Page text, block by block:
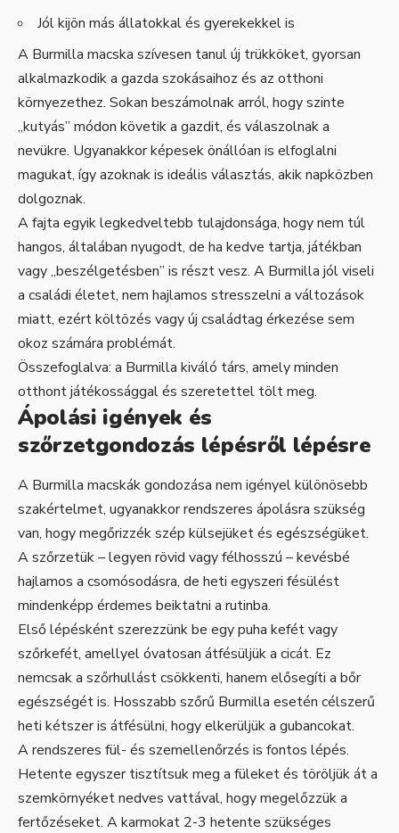
Jól kijön más állatokkal és gyerekekkel is
A Burmilla macska szívesen tanul új trükköket, gyorsan
alkalmazkodik a gazda szokásaihoz és az otthoni
környezethez. Sokan beszámolnak arról, hogy szinte
„kutyás” módon követik a gazdit, és válaszolnak a
nevükre. Ugyanakkor képesek önállóan is elfoglalni
magukat, így azoknak is ideális választás, akik napközben
dolgoznak.
A fajta egyik legkedveltebb tulajdonsága, hogy nem túl
hangos, általában nyugodt, de ha kedve tartja, játékban
vagy „beszélgetésben” is részt vesz. A Burmilla jól viseli
a családi életet, nem hajlamos stresszelni a változások
miatt, ezért költözés vagy új családtag érkezése sem
okoz számára problémát.
Összefoglalva: a Burmilla kiváló társ, amely minden
otthont játékossággal és szeretettel tölt meg.
Ápolási igények és
szőrzetgondozás lépésről lépésre
A Burmilla macskák gondozása nem igényel különösebb
szakértelmet, ugyanakkor rendszeres ápolásra szükség
van, hogy megőrizzék szép külsejüket és egészségüket.
A szőrzetük – legyen rövid vagy félhosszú – kevésbé
hajlamos a csomósodásra, de heti egyszeri fésülést
mindenképp érdemes beiktatni a rutinba.
Első lépésként szerezzünk be egy puha kefét vagy
szőrkefét, amellyel óvatosan átfésüljük a cicát. Ez
nemcsak a szőrhullást csökkenti, hanem elősegíti a bőr
egészségét is. Hosszabb szőrű Burmilla esetén célszerű
heti kétszer is átfésülni, hogy elkerüljük a gubancokat.
A rendszeres fül- és szemellenőrzés is fontos lépés.
Hetente egyszer tisztítsuk meg a füleket és töröljük át a
szemkörnyéket nedves vattával, hogy megelőzzük a
fertőzéseket. A karmokat 2-3 hetente szükséges